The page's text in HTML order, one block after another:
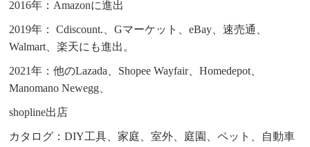
2016年：Amazonに進出
2019年： Cdiscount.、Gマーケット、eBay、速売通、
Walmart、楽天にも進出。
2021年：他のLazada、Shopee Wayfair、Homedepot、
Manomano Newegg、
shopline出店
カタログ：DIY工具、家庭、室外、庭園、ペット、自動車